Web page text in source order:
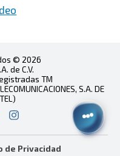
© 2026
de C.V.
TM
S.A. DE
de Privacidad